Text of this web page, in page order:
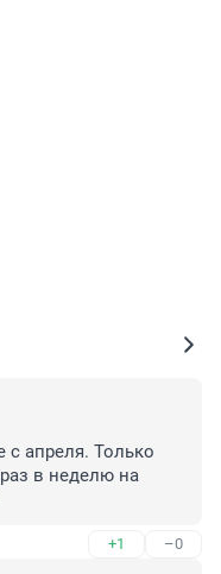
с апреля. Только
в неделю на
+1 –0